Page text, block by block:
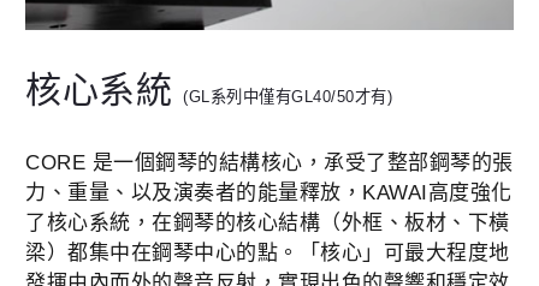
核心系統 (GL系列中僅有GL40/50才有)
CORE 是一個鋼琴的結構核心，承受了整部鋼琴的張
力、重量、以及演奏者的能量釋放，KAWAI高度強化
了核心系統，在鋼琴的核心結構（外框、板材、下橫
梁）都集中在鋼琴中心的點。「核心」可最大程度地